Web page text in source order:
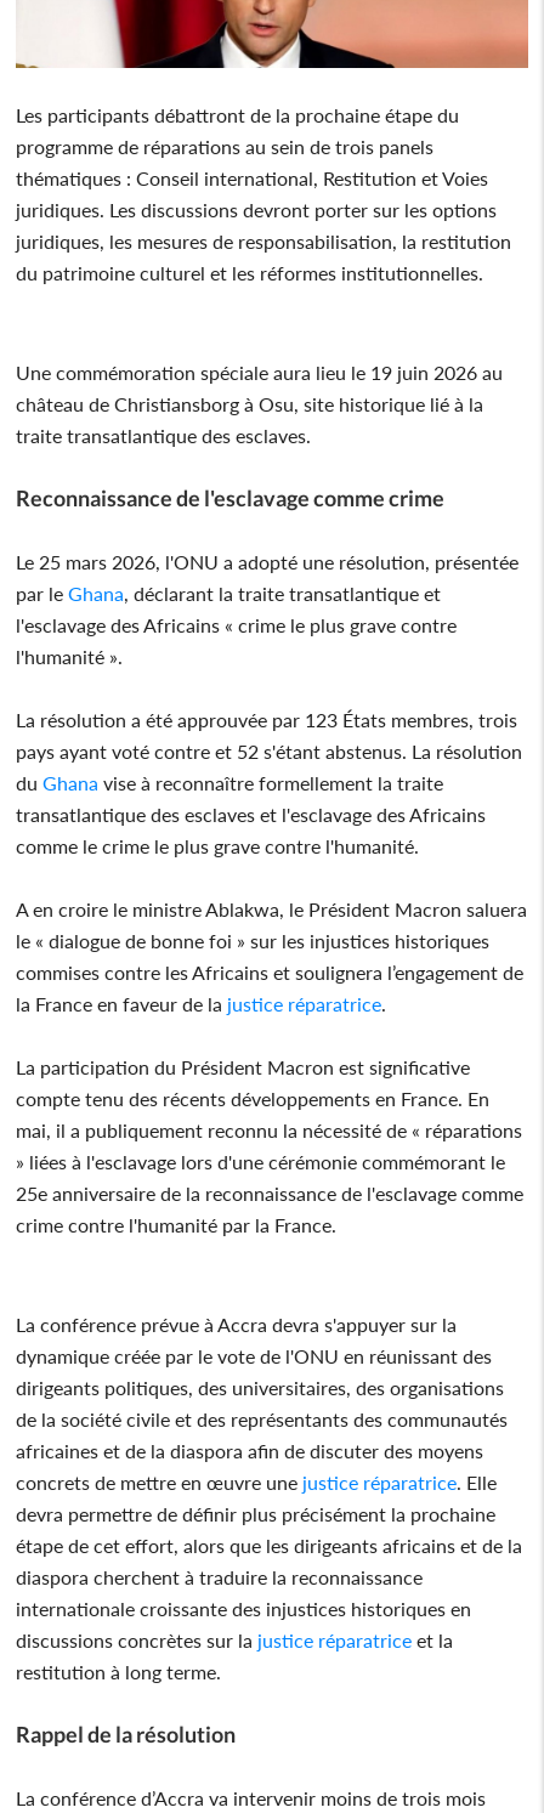
Les participants débattront de la prochaine étape du
programme de réparations au sein de trois panels
thématiques : Conseil international, Restitution et Voies
juridiques. Les discussions devront porter sur les options
juridiques, les mesures de responsabilisation, la restitution
du patrimoine culturel et les réformes institutionnelles.
Une commémoration spéciale aura lieu le 19 juin 2026 au
château de Christiansborg à Osu, site historique lié à la
traite transatlantique des esclaves.
Reconnaissance de l'esclavage comme crime
Le 25 mars 2026, l'ONU a adopté une résolution, présentée
par leGhana , déclarant la traite transatlantique et
l'esclavage des Africains « crime le plus grave contre
l'humanité ».
La résolution a été approuvée par 123 États membres, trois
pays ayant voté contre et 52 s'étant abstenus. La résolution
duGhana vise à reconnaître formellement la traite
transatlantique des esclaves et l'esclavage des Africains
comme le crime le plus grave contre l'humanité.
A en croire le ministre Ablakwa, le Président Macron saluera
le « dialogue de bonne foi » sur les injustices historiques
commises contre les Africains et soulignera l’engagement de
la France en faveur de la justice réparatrice
La participation du Président Macron est significative
compte tenu des récents développements en France. En
mai, il a publiquement reconnu la nécessité de « réparations
» liées à l'esclavage lors d'une cérémonie commémorant le
25e anniversaire de la reconnaissance de l'esclavage comme
crime contre l'humanité par la France.
La conférence prévue à Accra devra s'appuyer sur la
dynamique créée par le vote de l'ONU en réunissant des
dirigeants politiques, des universitaires, des organisations
de la société civile et des représentants des communautés
africaines et de la diaspora afin de discuter des moyens
concrets de mettre en œuvre une justice réparatrice . Elle
devra permettre de définir plus précisément la prochaine
étape de cet effort, alors que les dirigeants africains et de la
diaspora cherchent à traduire la reconnaissance
internationale croissante des injustices historiques en
discussions concrètes sur la justice réparatrice et la
restitution à long terme.
Rappel de la résolution
La conférence d’Accra va intervenir moins de trois mois